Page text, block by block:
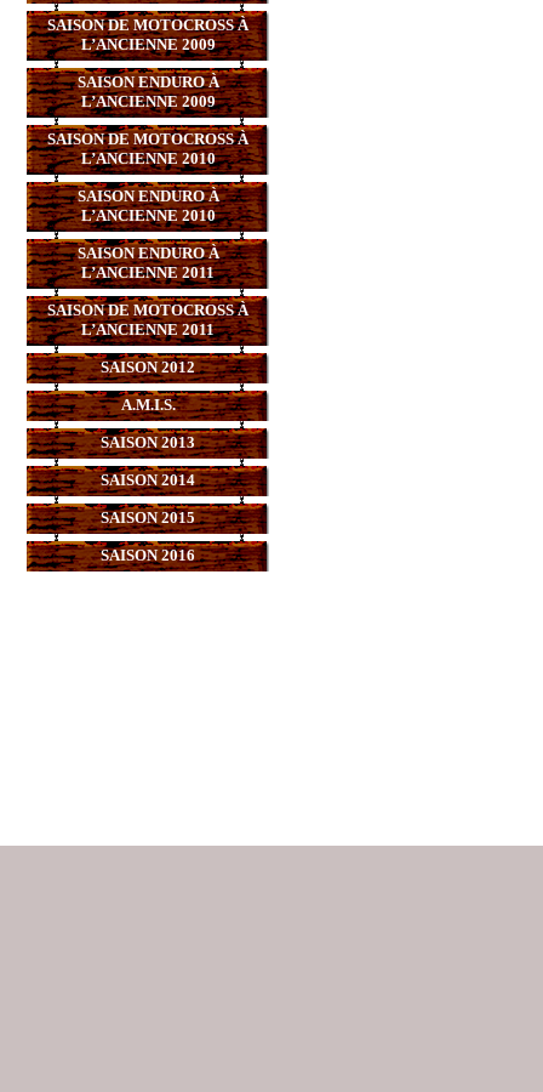
SAISON DE MOTOCROSS À
L’ANCIENNE 2009
SAISON ENDURO À
L’ANCIENNE 2009
SAISON DE MOTOCROSS À
L’ANCIENNE 2010
SAISON ENDURO À
L’ANCIENNE 2010
SAISON ENDURO À
L’ANCIENNE 2011
SAISON DE MOTOCROSS À
L’ANCIENNE 2011
SAISON 2012
A.M.I.S.
SAISON 2013
SAISON 2014
SAISON 2015
SAISON 2016